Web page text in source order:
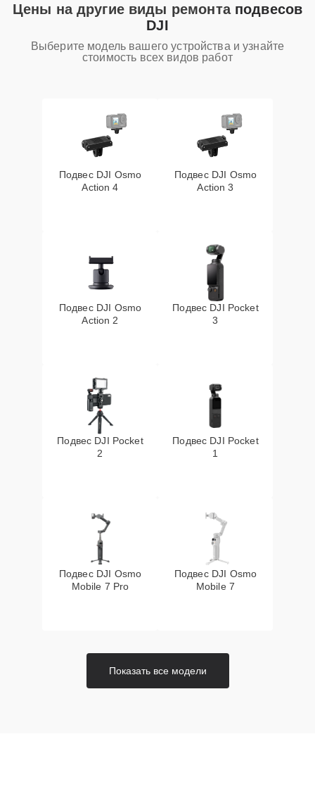
Цены на другие виды ремонта подвесов
DJI
Выберите модель вашего устройства и узнайте
стоимость всех видов работ
Подвес DJI Osmo
Action 4
Подвес DJI Osmo
Action 3
Подвес DJI Osmo
Action 2
Подвес DJI Pocket
3
Подвес DJI Pocket
2
Подвес DJI Pocket
1
Подвес DJI Osmo
Mobile 7 Pro
Подвес DJI Osmo
Mobile 7
Показать все модели